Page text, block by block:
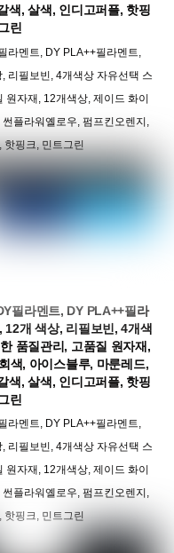
색, 살색, 인디고퍼플, 핫핑
린
라멘트, DY PLA++필라멘트,
리필보빈, 4개색상 자유선택 스
원자재, 12개색상, 제이드 화이
플라워옐로우, 펌프킨오렌지,
핫핑크, 민트그린
필라멘트, DY PLA++필라
개 색상, 리필보빈, 4개색
품질관리, 고품질 원자재,
색, 아이스블루, 마룬레드,
색, 살색, 인디고퍼플, 핫핑
린
라멘트, DY PLA++필라멘트,
리필보빈, 4개색상 자유선택 스
자재, 12개색상, 제이드 화이
플라워옐로우, 펌프킨오렌지,
핫핑크, 민트그린